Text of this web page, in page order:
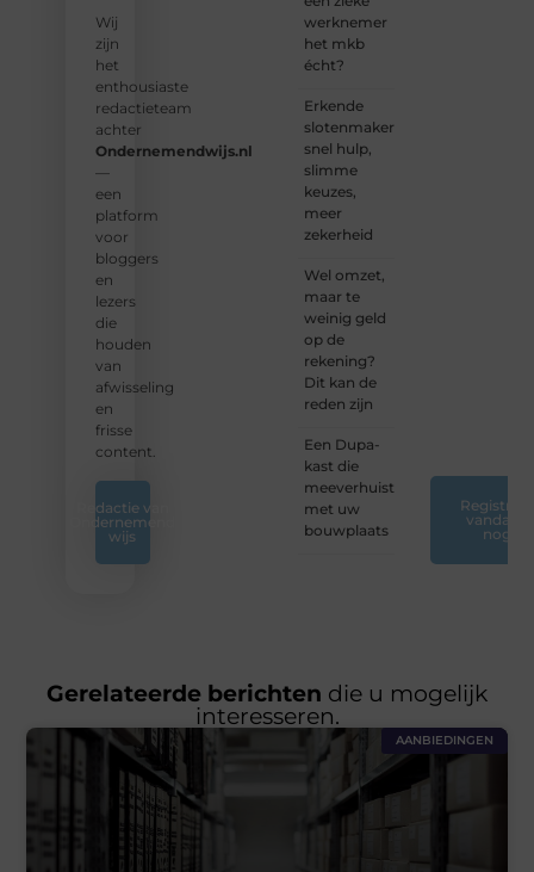
Wij
zijn
het
enthousiaste
redactieteam
achter
Ondernemendwijs.nl
—
een
platform
voor
bloggers
en
lezers
die
houden
van
afwisseling
en
frisse
content.
Redactie van
Ondernemend
wijs
werknemer
het mkb
écht?
Erkende
slotenmakers:
snel hulp,
slimme
keuzes,
meer
zekerheid
Wel omzet,
maar te
weinig geld
op de
rekening?
Dit kan de
reden zijn
Een Dupa-
kast die
meeverhuist
met uw
bouwplaats
Registreer
vandaag
nog
Gerelateerde berichten die u mogelijk
interesseren.
AANBIEDINGEN